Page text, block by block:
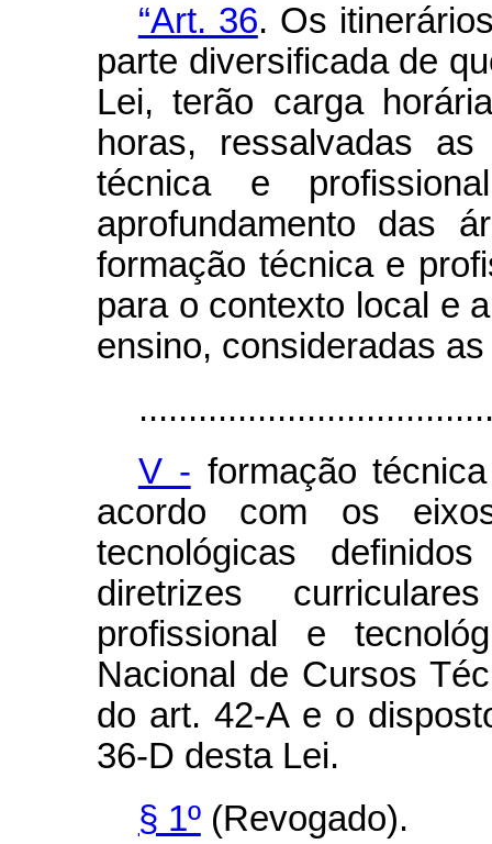
“Art. 36. Os
parte diversificada de
Lei, terão carga
horas, ressalvadas
técnica e
aprofundamento das
formação técnica e
para o contexto local e
ensino, consideradas
V - formação
acordo com os
tecnológicas
diretrizes
profissional e
Nacional de Cursos
do art. 42-A e o
36-D desta Lei.
§ 1º(Revogado).